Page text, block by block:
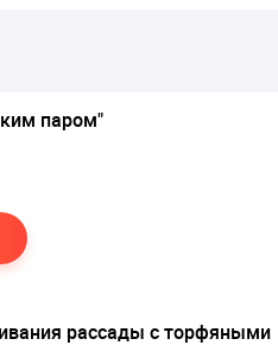
паром"
рассады с торфяными